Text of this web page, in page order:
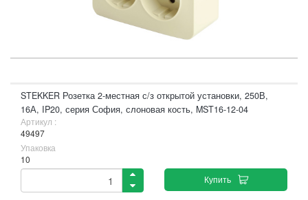
STEKKER Розетка 2-местная с/з открытой установки, 250В,
16А, IP20, серия София, слоновая кость, MST16-12-04
Артикул :
49497
Упаковка
10
Купить